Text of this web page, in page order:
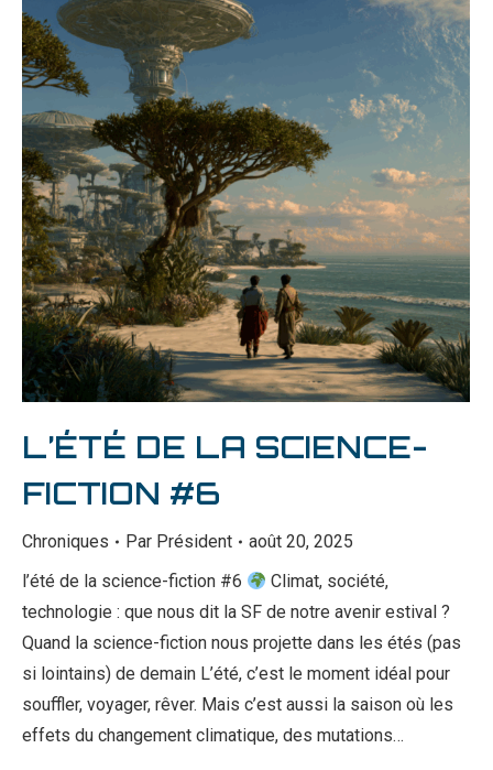
L’ÉTÉ DE LA SCIENCE-
FICTION #6
Chroniques Par Président
août 20, 2025
l’été de la science-fiction #6
Climat, société,
technologie : que nous dit la SF de notre avenir estival ?
Quand la science-fiction nous projette dans les étés (pas
si lointains) de demain L’été, c’est le moment idéal pour
souffler, voyager, rêver. Mais c’est aussi la saison où les
effets du changement climatique, des mutations…